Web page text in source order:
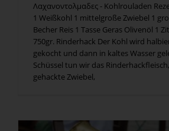
Λαχανοντολμαδες - Kohlrouladen
1 Weißkohl 1 mittelgroße Zwiebel 1
Becher Reis 1 Tasse Geras Olivenöl 1
750gr. Rinderhack Der Kohl wird
gekocht und dann in kaltes Wasser
Schüssel tun wir das
gehackte Zwiebel,